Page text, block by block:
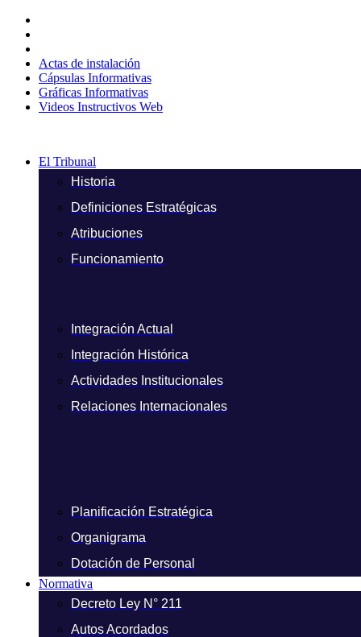
contenido
Actas de instalación
Cápsulas Informativas
Gráficas Informativas
Videos Instructivos Web
El Tribunal
Historia
Definiciones Estratégicas
Atribuciones
Funcionamiento
Integración Actual
Integración Histórica
Actividades Institucionales
Relaciones Internacionales
Planificación Estratégica
Organigrama
Dotación de Personal
Normativa
Decreto Ley N° 211
Autos Acordados